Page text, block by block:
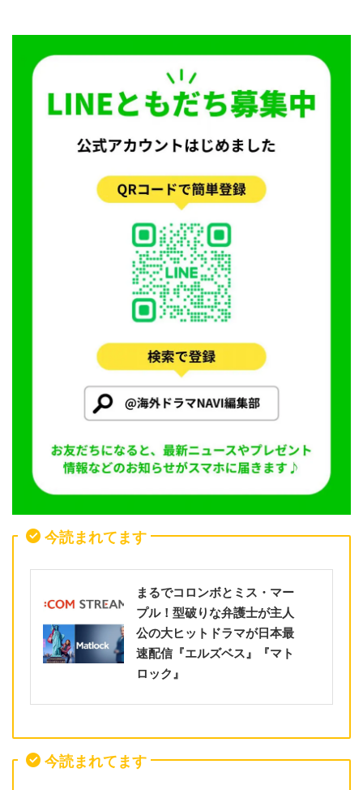
今読まれてます
まるでコロンボとミス・マー
プル！型破りな弁護士が主人
公の大ヒットドラマが日本最
速配信『エルズベス』『マト
ロック』
今読まれてます